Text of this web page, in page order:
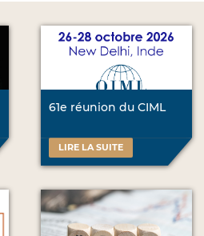
61e réunion du CIML
LIRE LA SUITE